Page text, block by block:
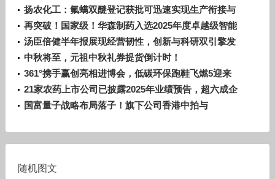
Bitfire.com！
扬农化工：氟螨双醚登记获批可迅速实现生产衔接与
市场投放
再突破！国家级！华森制药入选2025年度卓越级智能
工厂项目名单
汤臣倍健半年报展现经营韧性，创新与科研双引擎发
力
中秋将至，元祖中秋礼券提货倒计时！
361°携手赢创亮相进博会，低碳环保跑鞋飞燃5迎来
全球首发预热
21家农药上市公司已披露2025年业绩预告，超六成企
业预喜！
国富量子战略布局落子！旗下公司香港中拍与
随机图文